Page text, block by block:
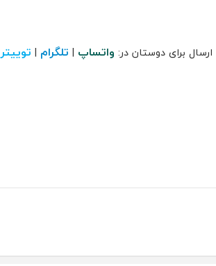
ارسال برای دوستان در: واتساپ | تلگرام | توییتر